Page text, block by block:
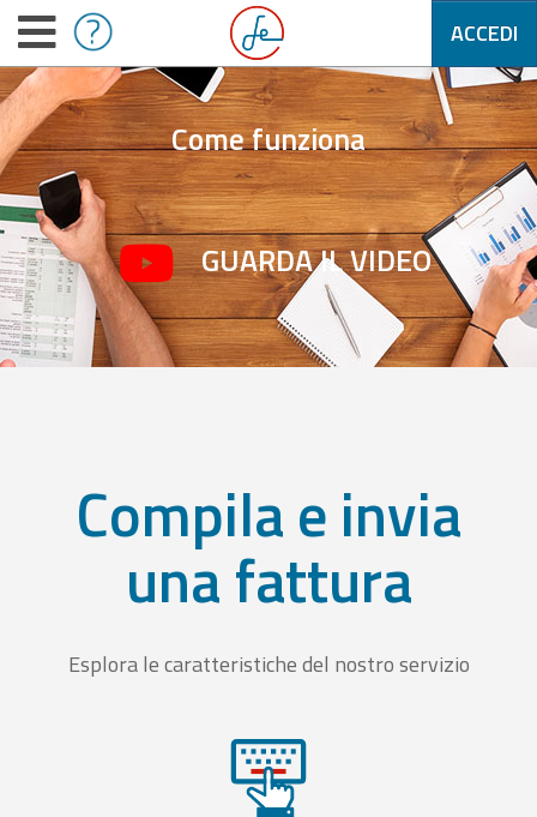
ACCEDI
Come funziona
GUARDA IL VIDEO
Compila e invia
una fattura
Esplora le caratteristiche del nostro servizio